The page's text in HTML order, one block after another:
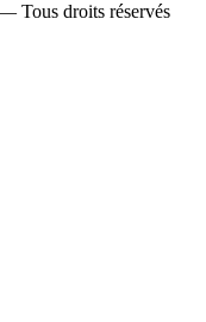
Tous droits réservés